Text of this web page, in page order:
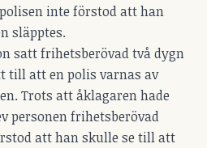
inte förstod att han
släpptes.
satt frihetsberövad två dygn
till att en polis varnas av
Trots att åklagaren hade
personen frihetsberövad
att han skulle se till att